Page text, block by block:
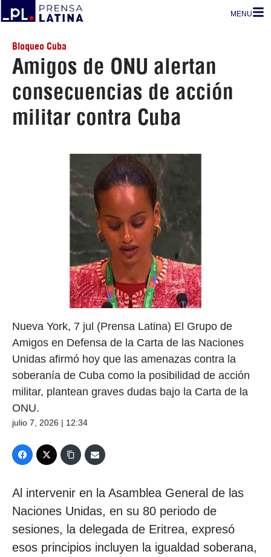
MENU
Bloqueo Cuba
Amigos de ONU alertan
consecuencias de acción
militar contra Cuba
Nueva York, 7 jul (Prensa Latina) El Grupo de
Amigos en Defensa de la Carta de las Naciones
Unidas afirmó hoy que las amenazas contra la
soberanía de Cuba como la posibilidad de acción
militar, plantean graves dudas bajo la Carta de la
ONU.
julio 7, 2026 | 12:34
Al intervenir en la Asamblea General de las
Naciones Unidas, en su 80 periodo de
sesiones, la delegada de Eritrea, expresó
esos principios incluyen la igualdad soberana,